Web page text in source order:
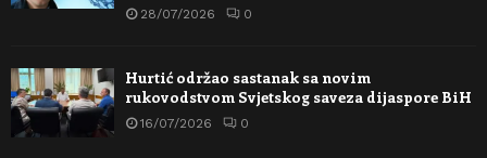
28/07/2026 0
Hurtić održao sastanak sa novim
rukovodstvom Svjetskog saveza dijaspore BiH
16/07/2026 0